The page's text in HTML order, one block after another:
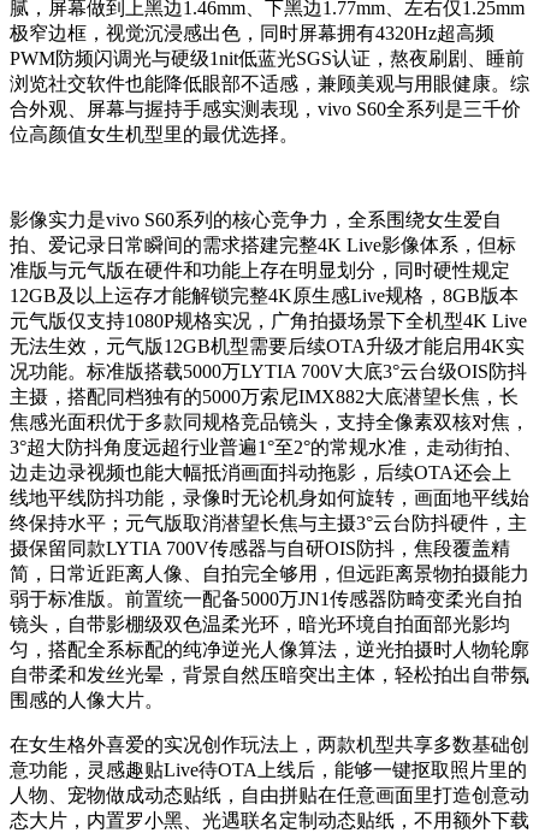
腻，屏幕做到上黑边1.46mm、下黑边1.77mm、左右仅1.25mm
极窄边框，视觉沉浸感出色，同时屏幕拥有4320Hz超高频
PWM防频闪调光与硬级1nit低蓝光SGS认证，熬夜刷剧、睡前
浏览社交软件也能降低眼部不适感，兼顾美观与用眼健康。综
合外观、屏幕与握持手感实测表现，vivo S60全系列是三千价
位高颜值女生机型里的最优选择。
影像实力是vivo S60系列的核心竞争力，全系围绕女生爱自
拍、爱记录日常瞬间的需求搭建完整4K Live影像体系，但标
准版与元气版在硬件和功能上存在明显划分，同时硬性规定
12GB及以上运存才能解锁完整4K原生感Live规格，8GB版本
元气版仅支持1080P规格实况，广角拍摄场景下全机型4K Live
无法生效，元气版12GB机型需要后续OTA升级才能启用4K实
况功能。标准版搭载5000万LYTIA 700V大底3°云台级OIS防抖
主摄，搭配同档独有的5000万索尼IMX882大底潜望长焦，长
焦感光面积优于多款同规格竞品镜头，支持全像素双核对焦，
3°超大防抖角度远超行业普遍1°至2°的常规水准，走动街拍、
边走边录视频也能大幅抵消画面抖动拖影，后续OTA还会上
线地平线防抖功能，录像时无论机身如何旋转，画面地平线始
终保持水平；元气版取消潜望长焦与主摄3°云台防抖硬件，主
摄保留同款LYTIA 700V传感器与自研OIS防抖，焦段覆盖精
简，日常近距离人像、自拍完全够用，但远距离景物拍摄能力
弱于标准版。前置统一配备5000万JN1传感器防畸变柔光自拍
镜头，自带影棚级双色温柔光环，暗光环境自拍面部光影均
匀，搭配全系标配的纯净逆光人像算法，逆光拍摄时人物轮廓
自带柔和发丝光晕，背景自然压暗突出主体，轻松拍出自带氛
围感的人像大片。
在女生格外喜爱的实况创作玩法上，两款机型共享多数基础创
意功能，灵感趣贴Live待OTA上线后，能够一键抠取照片里的
人物、宠物做成动态贴纸，自由拼贴在任意画面里打造创意动
态大片，内置罗小黑、光遇联名定制动态贴纸，不用额外下载